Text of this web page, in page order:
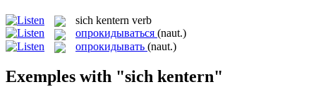
sich kentern verb
опрокидываться (naut.)
опрокидывать (naut.)
Exemples with "sich kentern"